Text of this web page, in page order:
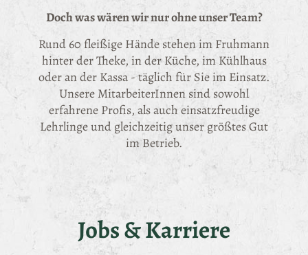
Doch was wären wir nur ohne unser Team?
Rund 60 fleißige Hände stehen im Fruhmann
hinter der Theke, in der Küche, im Kühlhaus
oder an der Kassa - täglich für Sie im Einsatz.
Unsere MitarbeiterInnen sind sowohl
erfahrene Profis, als auch einsatzfreudige
Lehrlinge und gleichzeitig unser größtes Gut
im Betrieb.
Jobs & Karriere